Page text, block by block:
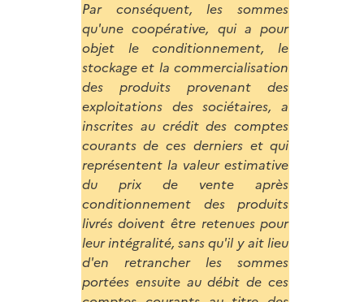
Par conséquent, les sommes
qu'une coopérative, qui a pour
objet le conditionnement, le
stockage et la commercialisation
des produits provenant des
exploitations des sociétaires, a
inscrites au crédit des comptes
courants de ces derniers et qui
représentent la valeur estimative
du prix de vente après
conditionnement des produits
livrés doivent être retenues pour
leur intégralité, sans qu'il y ait lieu
d'en retrancher les sommes
portées ensuite au débit de ces